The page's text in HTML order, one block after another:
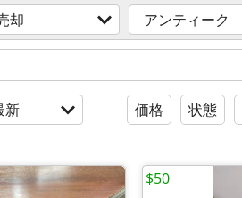
却 アンティーク
新 価格 状態
$50